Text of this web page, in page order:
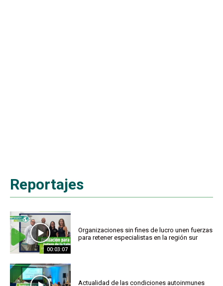
Reportajes
00:03:07
Organizaciones sin fines de lucro unen fuerzas
para retener especialistas en la región sur
Actualidad de las condiciones autoinmunes